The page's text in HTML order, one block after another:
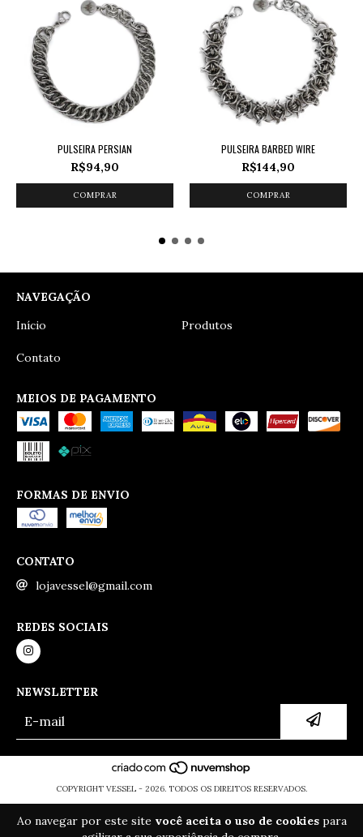
Ao navegar por este site você aceita o uso de cookiespara
PULSEIRA PERSIAN
R$94,90
COMPRAR
PULSEIRA BARBED WIRE
R$144,90
COMPRAR
NAVEGAÇÃO
Início
Produtos
Contato
MEIOS DE PAGAMENTO
FORMAS DE ENVIO
CONTATO
lojavessel@gmail.com
REDES SOCIAIS
NEWSLETTER
COPYRIGHT VESSEL - 2026. TODOS OS DIREITOS RESERVADOS.